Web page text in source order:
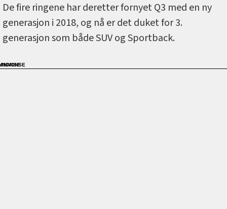
De fire ringene har deretter fornyet Q3 med en ny
generasjon i 2018, og nå er det duket for 3.
generasjon som både SUV og Sportback.